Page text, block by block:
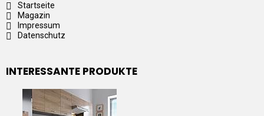
Startseite
Magazin
Impressum
Datenschutz
INTERESSANTE PRODUKTE